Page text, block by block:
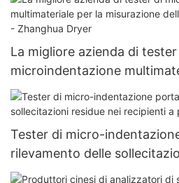
La migliore azienda di tester
microindentazione
misurazione della resistenza
Zhanghua Dryer
Tester di micro-
rilevamento delle
recipienti a pressione